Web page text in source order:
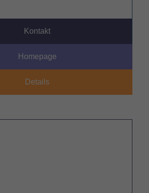
Kontakt
Homepage
Details